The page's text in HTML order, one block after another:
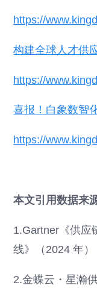
https://
构建全球人才供
https://
喜报！白象数智
https://
本文引用数据来
1.Gartner《供应
线》（2024 年）
2.金蝶云・星瀚